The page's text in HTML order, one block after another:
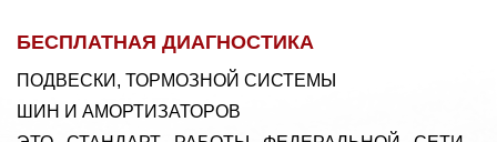
БЕСПЛАТНАЯ ДИАГНОСТИКА
ПОДВЕСКИ, ТОРМОЗНОЙ СИСТЕМЫ
ШИН И АМОРТИЗАТОРОВ